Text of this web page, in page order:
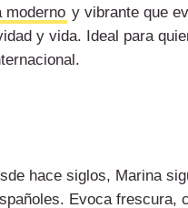
moderno y vibrante que
y vida. Ideal para
hace siglos, Marina
Evoca frescura,